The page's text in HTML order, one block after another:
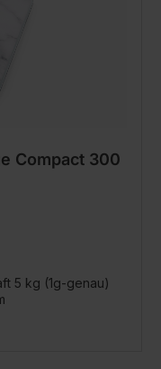
Compact 300
5 kg (1g-genau)